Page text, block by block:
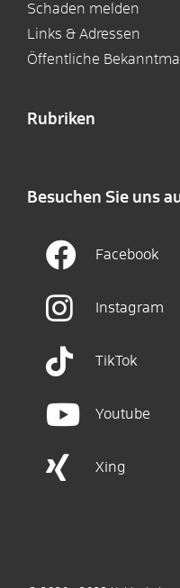
Schaden melden
Links & Adressen
Öffentliche
Rubriken
Besuchen Sie uns
Facebook
Instagram
TikTok
Youtube
Xing